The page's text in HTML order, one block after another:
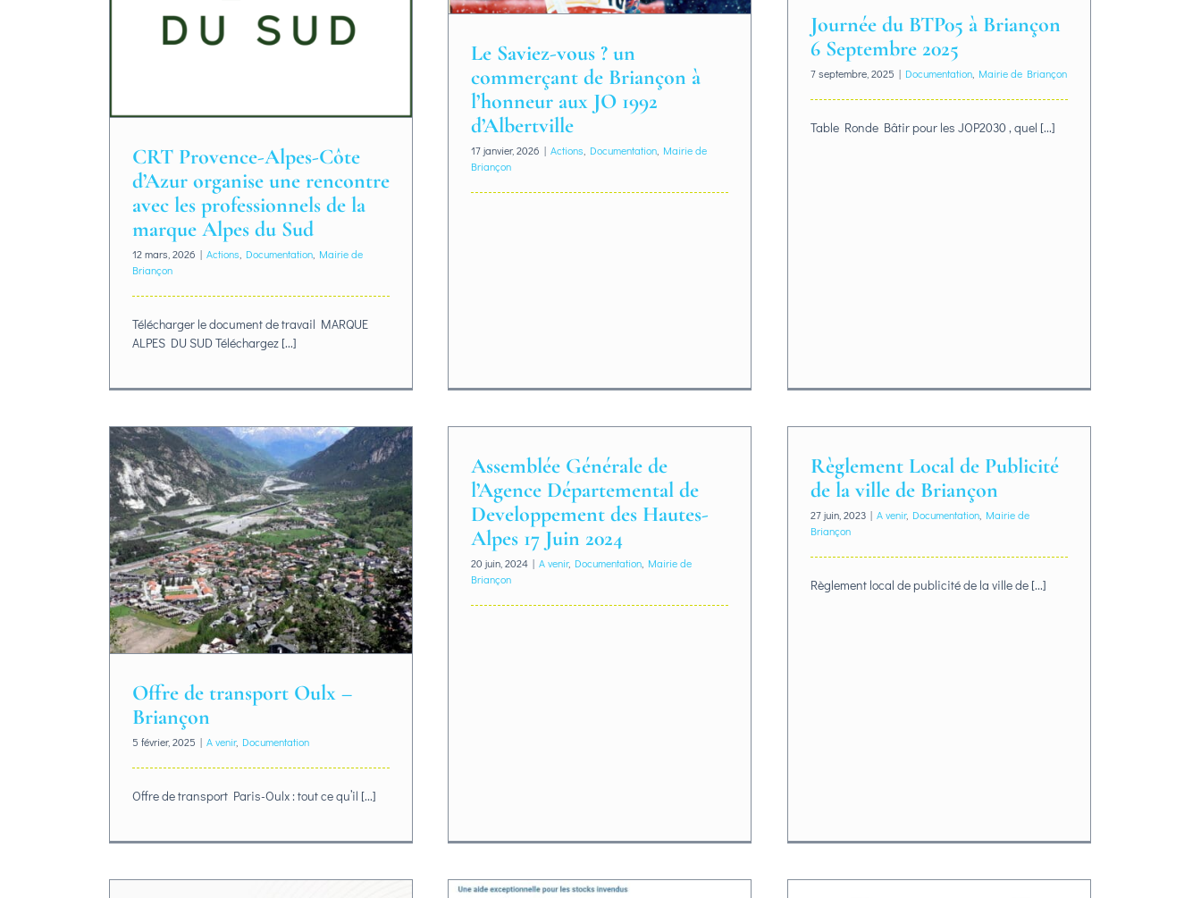
CRT Provence-Alpes-Côte
d’Azur organise une rencontre
avec les professionnels de la
marque Alpes du Sud
12 mars, 2026 | Actions Documentation Mairie de
Briançon
Télécharger le document de travail MARQUE
ALPES DU SUD Téléchargez [...]
Le Saviez-vous ? un
commerçant de Briançon à
l’honneur aux JO 1992
d’Albertville
17 janvier, 2026 | Actions, Documentation, Mairie de
Briançon
Journée du BTP05 à Briançon
6 Septembre 2025
7 septembre, 2025 | Documentation Mairie de Briançon
Table Ronde Bâtir pour les JOP2030 , quel [...]
Offre de transport Oulx –
Briançon
5 février, 2025 | A venir, Documentation
Offre de transport Paris-Oulx : tout ce qu’il [...]
Assemblée Générale de
l’Agence Départemental de
Developpement des Hautes-
Alpes 17 Juin 2024
20 juin, 2024 | A venir, Documentation Mairie de
Briançon
Règlement Local de Publicité
de la ville de Briançon
27 juin, 2023 | A venir, Documentation Mairie de
Briançon
Règlement local de publicité de la ville de [...]